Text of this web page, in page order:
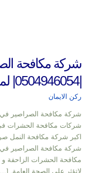
شركة مكافحة
|0504946054| لمكافحة الحشرات
ركن الايمان
شركات مكافحة الحشرات في
اكبر شركة مكافحة النمل
شركة مكافحة الصراصير
مكافحة الحشرات الزاحفة و
لاتؤثر على الصحة العامة.